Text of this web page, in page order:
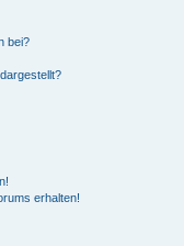
bei?
erhalten!